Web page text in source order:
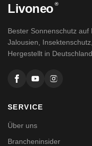
Livoneo ®
Bester Sonnenschutz auf
Jalousien,
Hergestellt in Deutschland.
SERVICE
Über uns
Brancheninsider